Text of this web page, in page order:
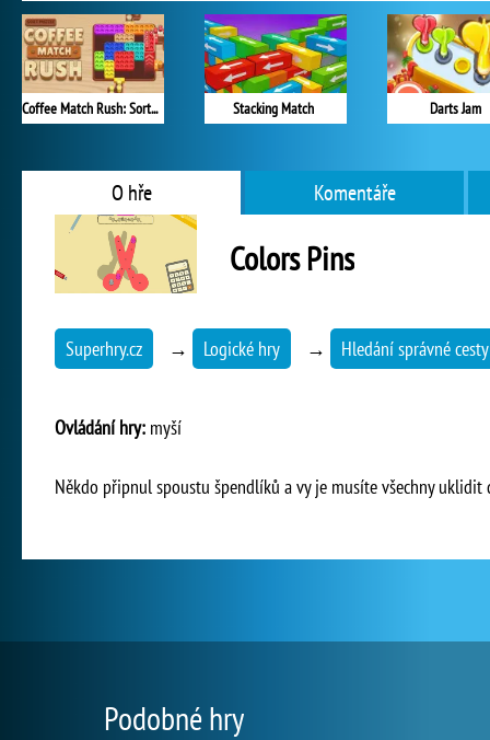
Coffee Match Rush: Sort Puzzle Stacking Match Darts Jam
O hře Komentáře
Colors Pins
Superhry.cz → Logické hry → Hledání správné cesty
Ovládání hry: myší
Někdo připnul spoustu špendlíků a vy je musíte všechny
Podobné hry